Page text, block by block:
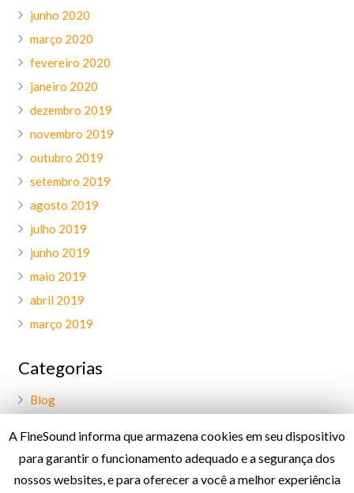
junho 2020
março 2020
fevereiro 2020
janeiro 2020
dezembro 2019
novembro 2019
outubro 2019
setembro 2019
agosto 2019
julho 2019
junho 2019
maio 2019
abril 2019
março 2019
Categorias
Blog
A FineSound informa que armazena cookies em seu dispositivo
para garantir o funcionamento adequado e a segurança dos
nossos websites, e para oferecer a você a melhor experiência